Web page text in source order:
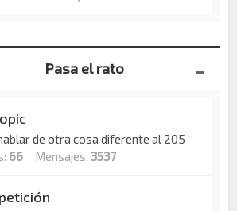
Pasa el rato
de otra cosa diferente al 205
66 Mensajes: 3537